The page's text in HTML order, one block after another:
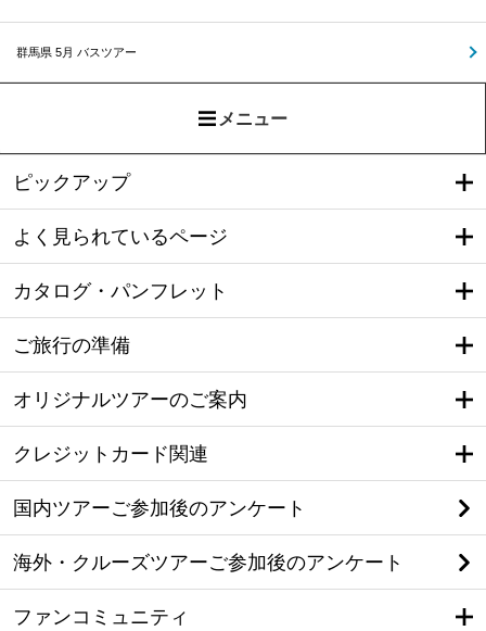
群馬県 5月 バスツアー
メニュー
ピックアップ
よく見られているページ
カタログ・パンフレット
ご旅行の準備
オリジナルツアーのご案内
クレジットカード関連
国内ツアーご参加後のアンケート
海外・クルーズツアーご参加後のアンケート
ファンコミュニティ